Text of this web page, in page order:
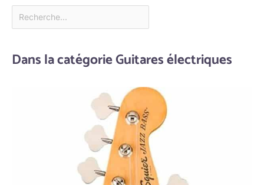
Dans la catégorie Guitares électriques